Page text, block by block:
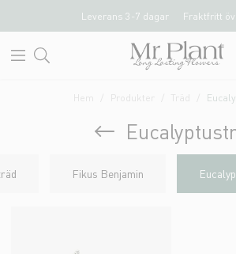
Leverans 3-7 dagar Fraktfritt
Hem Produkter Träd
Fikus Benjamin